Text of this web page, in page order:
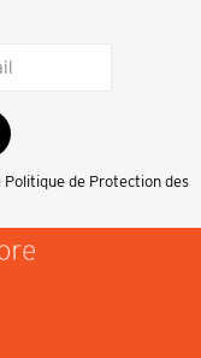
Politique de Protection des